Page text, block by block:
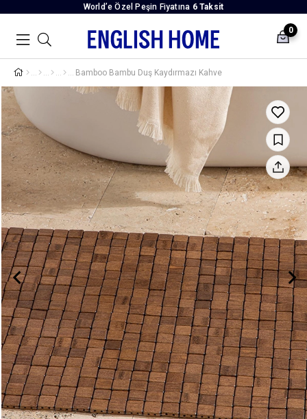
World’e Özel Peşin Fiyatına 6 Taksit
0
Bamboo Bambu Duş Kaydırmazı Kahve